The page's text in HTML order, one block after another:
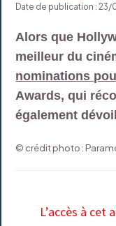
Date de publication : 23/
Alors que
meilleur du
nominations
Awards, qui
également
© crédit photo :
L’accès à cet